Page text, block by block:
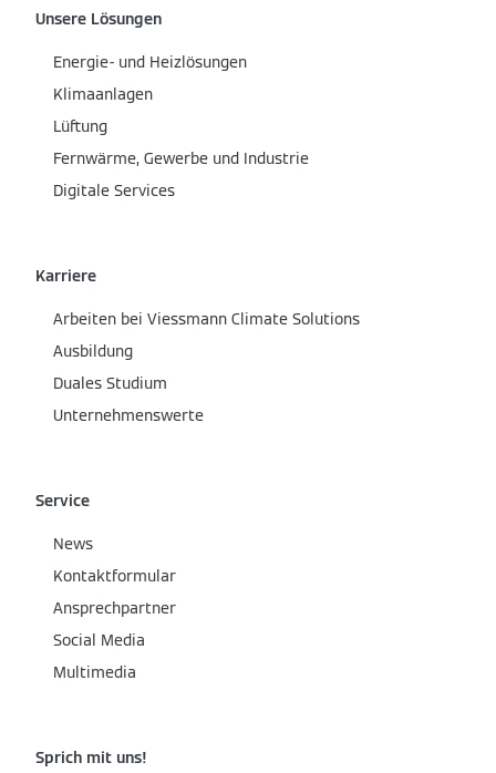
Unsere Lösungen
Energie- und Heizlösungen
Klimaanlagen
Lüftung
Fernwärme, Gewerbe und Industrie
Digitale Services
Karriere
Arbeiten bei Viessmann Climate Solutions
Ausbildung
Duales Studium
Unternehmenswerte
Service
News
Kontaktformular
Ansprechpartner
Social Media
Multimedia
Sprich mit uns!